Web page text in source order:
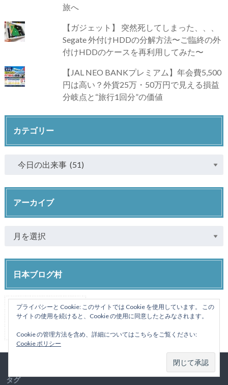
旅へ
【ガジェット】 突然死してしまった、、、
Segate 外付けHDDの分解方法〜ご臨終の外
付けHDDのケースを再利用してみた〜
【JAL NEO BANKプレミアム】年会費5,500
円は高い？外貨25万・50万円で見える損益
分岐点と“旅行1回分”の価値
カテゴリー
アーカイブ
日本ブログ村
タグ
プライバシーと Cookie: このサイトでは Cookie を使用しています。 この
サイトの使用を続けると、Cookie の使用に同意したとみなされます。
Cookie の管理方法を含め、詳細についてはこちらをご覧ください:
Cookie ポリシー